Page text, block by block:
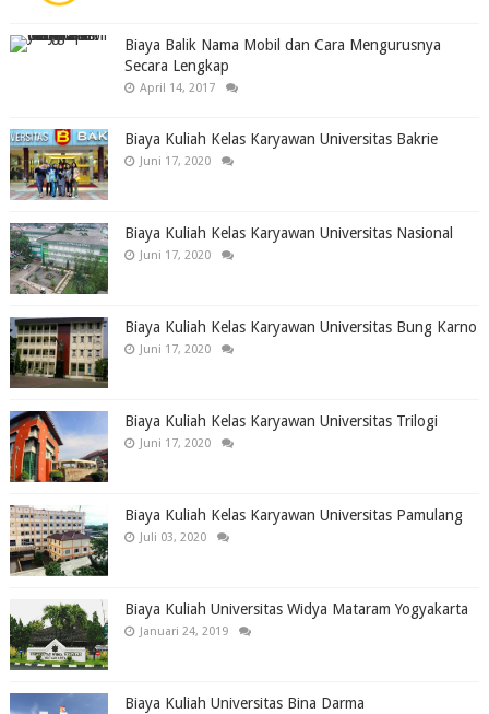
Biaya Balik Nama Mobil dan Cara Mengurusnya
Secara Lengkap
April 14, 2017
Biaya Kuliah Kelas Karyawan Universitas Bakrie
Juni 17, 2020
Biaya Kuliah Kelas Karyawan Universitas Nasional
Juni 17, 2020
Biaya Kuliah Kelas Karyawan Universitas Bung Karno
Juni 17, 2020
Biaya Kuliah Kelas Karyawan Universitas Trilogi
Juni 17, 2020
Biaya Kuliah Kelas Karyawan Universitas Pamulang
Juli 03, 2020
Biaya Kuliah Universitas Widya Mataram Yogyakarta
Januari 24, 2019
Biaya Kuliah Universitas Bina Darma